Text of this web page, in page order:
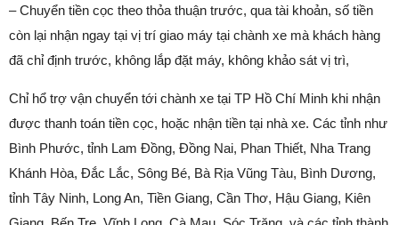
– Chuyển tiền cọc theo thỏa thuận trước, qua tài khoản, số tiền
còn lại nhận ngay tại vị trí giao máy tại chành xe mà khách hàng
đã chỉ định trước, không lắp đặt máy, không khảo sát vị trì,
Chỉ hổ trợ vận chuyển tới chành xe tại TP Hồ Chí Minh khi nhận
được thanh toán tiền cọc, hoặc nhận tiền tại nhà xe. Các tỉnh như
Bình Phước, tỉnh Lam Đồng, Đồng Nai, Phan Thiết, Nha Trang
Khánh Hòa, Đắc Lắc, Sông Bé, Bà Rịa Vũng Tàu, Bình Dương,
tỉnh Tây Ninh, Long An, Tiền Giang, Cần Thơ, Hậu Giang, Kiên